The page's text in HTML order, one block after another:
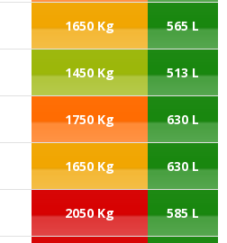
1650 Kg 565 L
1450 Kg 513 L
1750 Kg 630 L
1650 Kg 630 L
2050 Kg 585 L